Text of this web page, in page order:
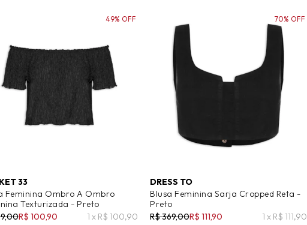
33
Feminina Ombro A Ombro
Texturizada - Preto
R$ 100,90 1 x R$ 100,90
49% OFF
DRESS TO
Blusa Feminina Sarja Cropped Reta -
Preto
R$ 369,00R$ 111,90 1 x R$ 111,90
70% OFF